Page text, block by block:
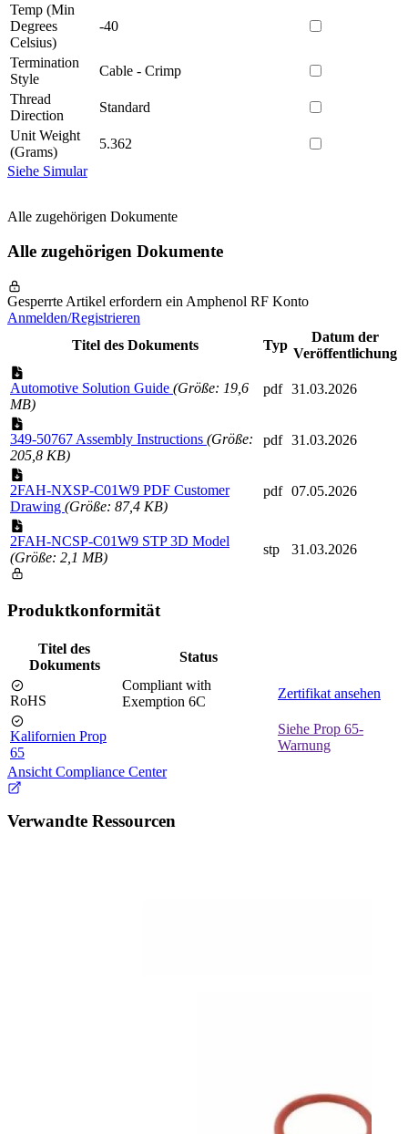
Temp (Min
Degrees
Celsius)
-40
Termination
Style
Cable - Crimp
Thread
Direction
Standard
Unit Weight
(Grams)
5.362
Siehe Simular
Alle zugehörigen Dokumente
Alle zugehörigen Dokumente
Gesperrte Artikel erfordern ein Amphenol RF Konto
Anmelden/Registrieren
Titel des Dokuments
Typ
Datum der
Veröffentlichung
Automotive Solution Guide (Größe: 19,6
MB)
pdf 31.03.2026
349-50767 Assembly Instructions (Größe:
205,8 KB)
pdf 31.03.2026
2FAH-NXSP-C01W9 PDF Customer
Drawing (Größe: 87,4 KB)
pdf 07.05.2026
2FAH-NCSP-C01W9 STP 3D Model
(Größe: 2,1 MB)
stp 31.03.2026
Produktkonformität
Titel des
Dokuments
Status
RoHS
Compliant with
Exemption 6C
Zertifikat ansehen
Kalifornien Prop
65
Siehe Prop 65-
Warnung
Ansicht Compliance Center
Verwandte Ressourcen